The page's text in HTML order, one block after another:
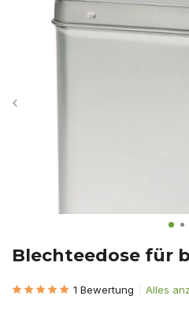
Blechteedose für
1 Bewertung Alles